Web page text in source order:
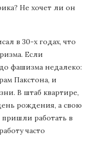
Не хочет ли он
в 30-х годах, что
Если
фашизма недалеко:
Пакстона, и
В штаб квартире,
рождения, а свою
работать в
часто